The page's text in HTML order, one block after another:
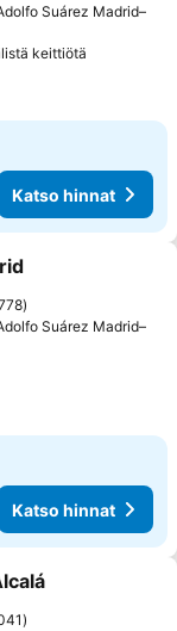
Suárez Madrid–
keittiötä
Katso hinnat
Suárez Madrid–
Katso hinnat